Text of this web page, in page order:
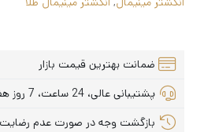
ضمانت بهترین قیمت بازار
پشتیبانی عالی، 24 ساعت، 7 روز هفته
بازگشت وجه در صورت عدم رضایت